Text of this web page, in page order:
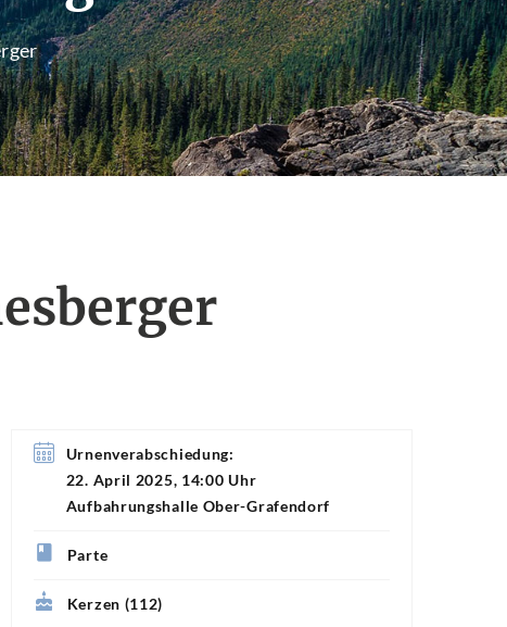
Urnenverabschiedung:
22. April 2025, 14:00 Uhr
Aufbahrungshalle Ober-Grafendorf
Parte
Kerzen (112)